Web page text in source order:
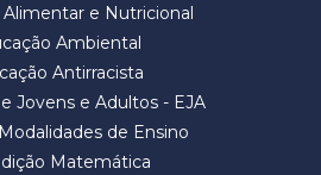
Alimentar e Nutricional
Ambiental
Antirracista
Jovens e Adultos - EJA
de Ensino
Matemática